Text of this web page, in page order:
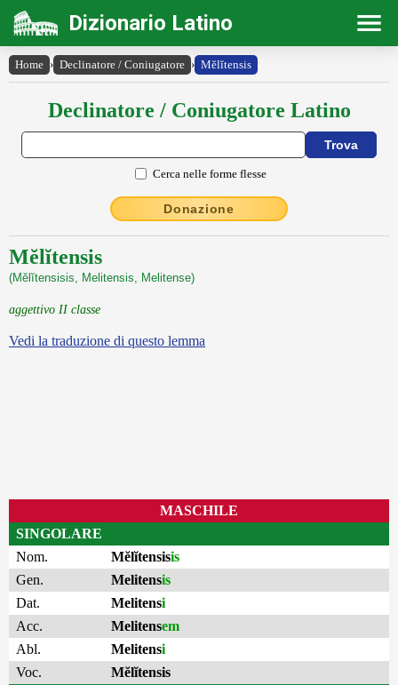
Dizionario Latino
Home › Declinatore / Coniugatore › Mĕlĭtensis
Declinatore / Coniugatore Latino
Cerca nelle forme flesse
Donazione
Mĕlĭtensis
(Mĕlĭtensisis, Melitensis, Melitense)
aggettivo II classe
Vedi la traduzione di questo lemma
MASCHILE
SINGOLARE
Nom.
Mĕlĭtensisis
Gen.
Melitensis
Dat.
Melitensi
Acc.
Melitensem
Abl.
Melitensi
Voc.
Mĕlĭtensis